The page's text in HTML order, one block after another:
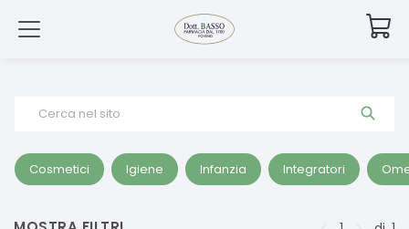
Cerca nel sito
Cosmetici Igiene Infanzia Integratori